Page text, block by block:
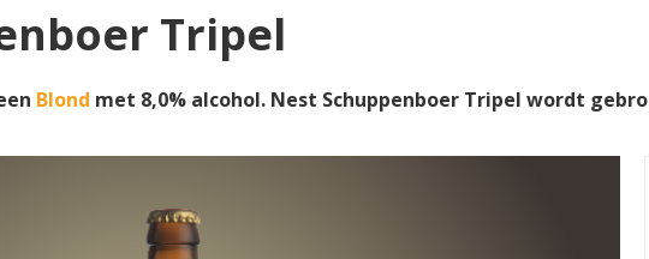
Tripel
Blond met 8,0% alcohol. Nest Schuppenboer Tripel wordt